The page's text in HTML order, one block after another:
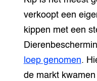
verkoopt een
kippen met een
loep genomen.
de markt